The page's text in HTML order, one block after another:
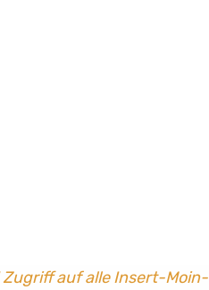
auf alle Insert-Moin-